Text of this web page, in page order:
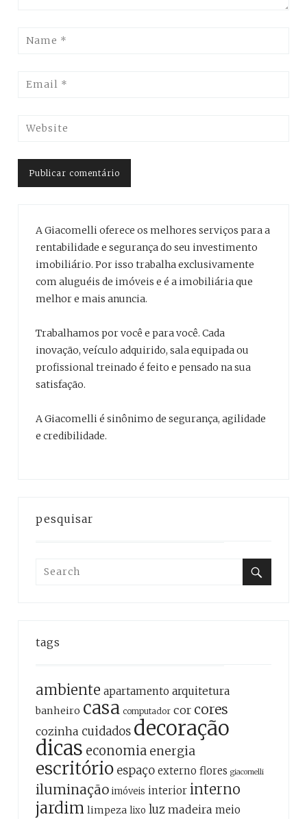
A Giacomelli oferece os melhores serviços para a
rentabilidade e segurança do seu investimento
imobiliário. Por isso trabalha exclusivamente
com aluguéis de imóveis e é a imobiliária que
melhor e mais anuncia.
Trabalhamos por você e para você. Cada
inovação, veículo adquirido, sala equipada ou
profissional treinado é feito e pensado na sua
satisfação.
A Giacomelli é sinônimo de segurança, agilidade
e credibilidade.
pesquisar
Search
tags
ambiente apartamento arquitetura
banheiro casa computador cor cores
cozinha cuidados decoração
dicas economia energia
escritório espaço externo flores giacomelli
iluminação imóveis interior interno
jardim limpeza lixo luz madeira meio